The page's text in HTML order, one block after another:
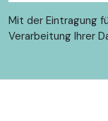
Mit der Eintragung
Verarbeitung Ihrer